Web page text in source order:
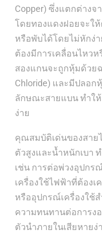
Copper) ซึ่งแตกต่างจ
โดยทองแดงฝอยจะใ
หรือพับได้โดยไม่หักง่
ต้องมีการเคลื่อนไหว
สองแกนจะถูกหุ้มด้วยฉ
Chloride) และมีปลอ
ลักษณะสายแบน ทำให้
ง่าย
คุณสมบัติเด่นของสาย
ตัวสูงและน้ำหนักเบา
เช่น การต่อพ่วงอุปกร
เครื่องใช้ไฟฟ้าที่ต้องเ
หรืออุปกรณ์เครื่องใช้
ความทนทานต่อการง
ตัวนำภายในเสียหายง่